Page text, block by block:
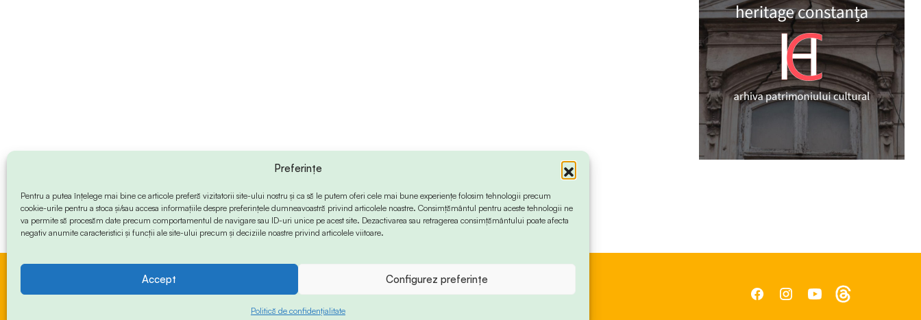
Preferințe
Pentru a putea înțelege mai bine ce articole preferă vizitatorii site-ului nostru și ca să le putem oferi cele mai bune experiențe folosim tehnologii precum
cookie-urile pentru a stoca și/sau accesa informațiile despre preferințele dumneavoastră privind articolele noastre. Consimțământul pentru aceste tehnologii ne
va permite să procesăm date precum comportamentul de navigare sau ID-uri unice pe acest site. Dezactivarea sau retragerea consimțământului poate afecta
negativ anumite caracteristici și funcții ale site-ului precum și deciziile noastre privind articolele viitoare.
Accept Configurez preferințe
Politică de confidențialitate
© 2024 Info-Sud-Est. All Rights Reserved.